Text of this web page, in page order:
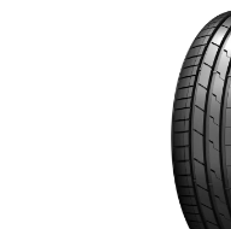
Bildergalerie überspringen